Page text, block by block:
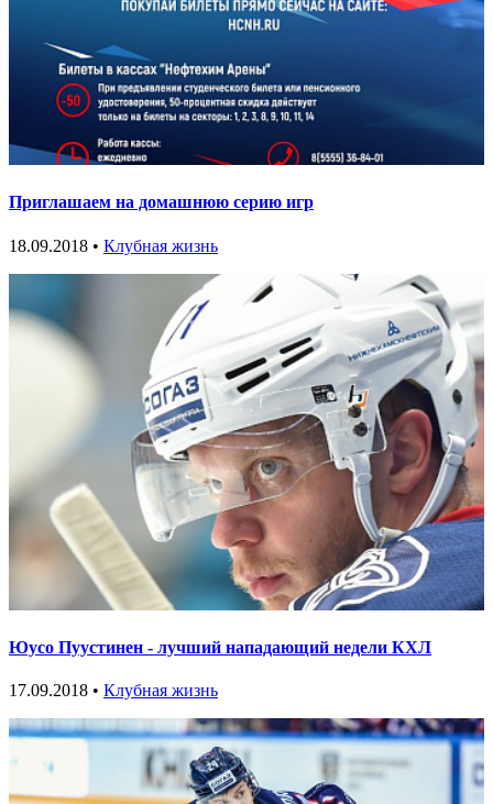
Приглашаем на домашнюю серию игр
18.09.2018 • Клубная жизнь
Юусо Пуустинен - лучший нападающий недели КХЛ
17.09.2018 • Клубная жизнь